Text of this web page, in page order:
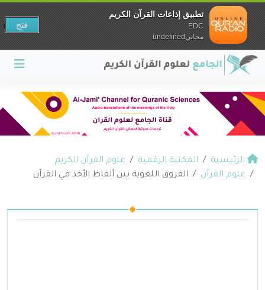
الرئيسية المكتبة الرقمية
علوم القرآن الكريم
علوم القرآن
الفروق اللغوية بين ألفاظ الأخذ في القرآن
تطبيق إذاعات القرآن الكريم
EDC
مجانيundefined
فتح